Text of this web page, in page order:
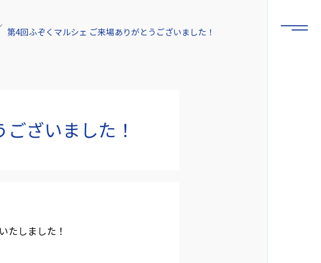
第4回ふぞくマルシェ ご来場ありがとうございました！
ざいました！
たしました！